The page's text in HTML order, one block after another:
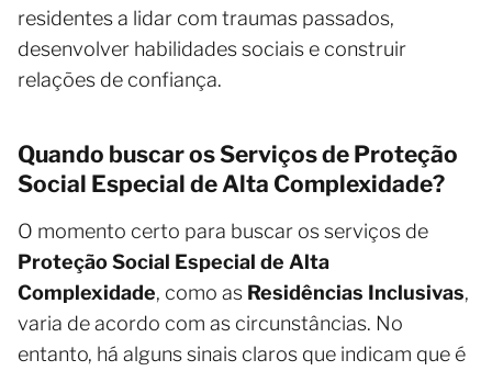
residentes a lidar com traumas passados,
desenvolver habilidades sociais e construir
relações de confiança.
Quando buscar os Serviços de Proteção
Social Especial de Alta Complexidade?
O momento certo para buscar os serviços de
Proteção Social Especial de Alta
Complexidade, como as Residências Inclusivas,
varia de acordo com as circunstâncias. No
entanto, há alguns sinais claros que indicam que é